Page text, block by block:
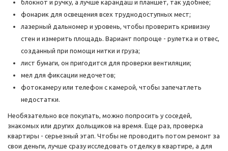
блокнот и ручку, а лучше карандаш и планшет, так удобнее;
фонарик для освещения всех труднодоступных мест;
лазерный дальномер и уровень, чтобы проверить кривизну
стен и измерить площадь. Вариант попроще - рулетка и отвес,
созданный при помощи нитки и груза;
лист бумаги, он пригодится для проверки вентиляции;
мел для фиксации недочетов;
фотокамеру или телефон с камерой, чтобы запечатлеть
недостатки.
Необязательно все покупать, можно попросить у соседей,
знакомых или других дольщиков на время. Еще раз, проверка
квартиры - серьезный этап. Чтобы не проводить потом ремонт за
свои деньги, лучше сразу исследовать отделку в квартире, а для